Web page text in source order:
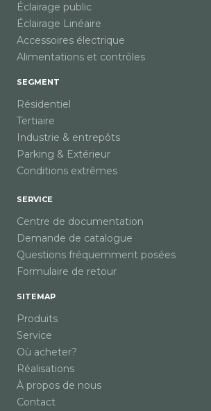
Éclairage public
Éclairage Linéaire
Accessoires électrique
Alimentations et contrôles
SEGMENT
Résidentiel
Tertiaire
Industrie & entrepôts
Parking & Extérieur
Conditions extrêmes
SERVICE
Centre de documentation
Demande de catalogue
Questions fréquemment posées
Formulaire de retour
SITEMAP
Produits
Service
Où acheter?
Réalisations
À propos de nous
Contact